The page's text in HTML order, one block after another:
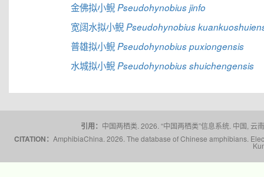
金佛拟小鲵 Pseudohynobius jinfo
宽阔水拟小鲵 Pseudohynobius
普雄拟小鲵 Pseudohynobius puxiongensis
水城拟小鲵 Pseudohynobius shuichengensis
引用： 中国两栖类. 2026. “中国两栖类”信息系统. 中国,
CITATION： AmphibiaChina. 2026. The database of Chinese amphibians.